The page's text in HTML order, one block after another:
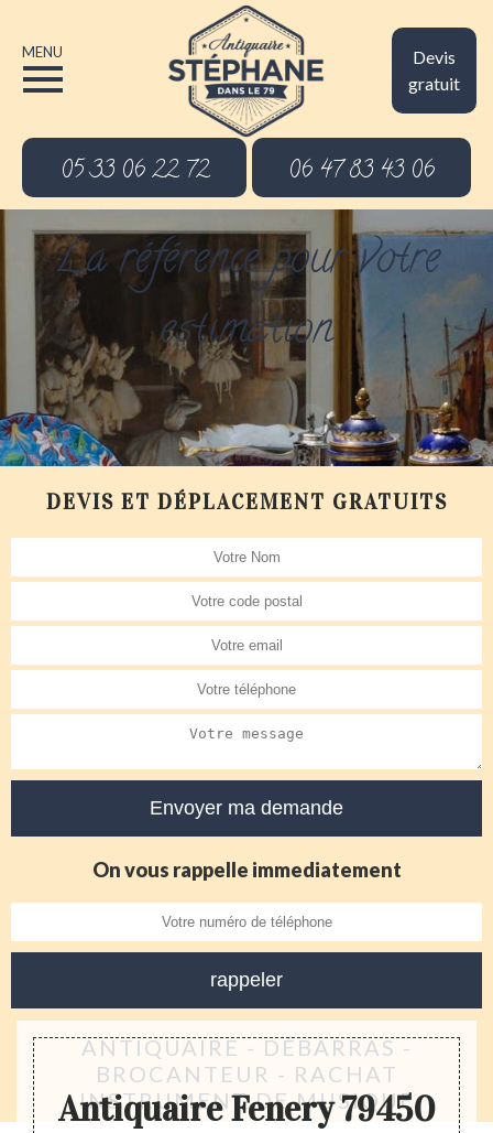
Devis
gratuit
MENU
05 33 06 22 72 06 47 83 43 06
La référence pour votre
estimation
DEVIS ET DÉPLACEMENT GRATUITS
On vous rappelle immediatement
ANTIQUAIRE - DÉBARRAS -
BROCANTEUR - RACHAT
INSTRUMENT DE MUSIQUE
Antiquaire Fenery 79450